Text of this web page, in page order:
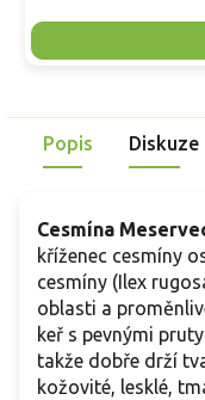
Popis Diskuze
Cesmína
kříženec cesmíny
cesmíny (Ilex
oblasti a
keř s pevnými
takže dobře drží
kožovité, lesklé,